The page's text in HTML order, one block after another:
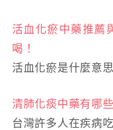
活血化瘀中藥推薦
喝！
活血化瘀是什麼意
清肺化痰中藥有哪
台灣許多人在疾病